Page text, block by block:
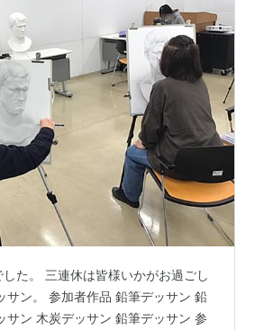
た。 三連休は皆様いかがお過ごし
サン。 参加者作品 鉛筆デッサン 鉛
サン 木炭デッサン 鉛筆デッサン 参